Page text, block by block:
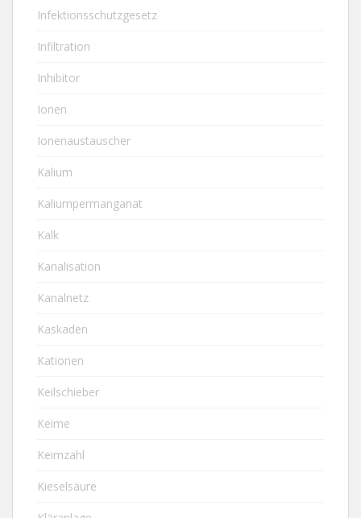
Infektionsschutzgesetz
Infiltration
Inhibitor
Ionen
Ionenaustauscher
Kalium
Kaliumpermanganat
Kalk
Kanalisation
Kanalnetz
Kaskaden
Kationen
Keilschieber
Keime
Keimzahl
Kieselsäure